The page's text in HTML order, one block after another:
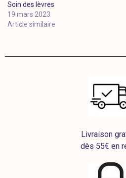
Soin des lèvres
19 mars 2023
Article similaire
Livraison
dès 55€ en